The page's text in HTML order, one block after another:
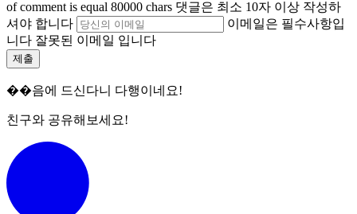
of comment is equal 80000 chars 댓글은 최소 10자 이상 작성하
셔야 합니다
이메일은 필수사항입
니다 잘못된 이메일 입니다
제출
��음에 드신다니 다행이네요!
친구와 공유해보세요!